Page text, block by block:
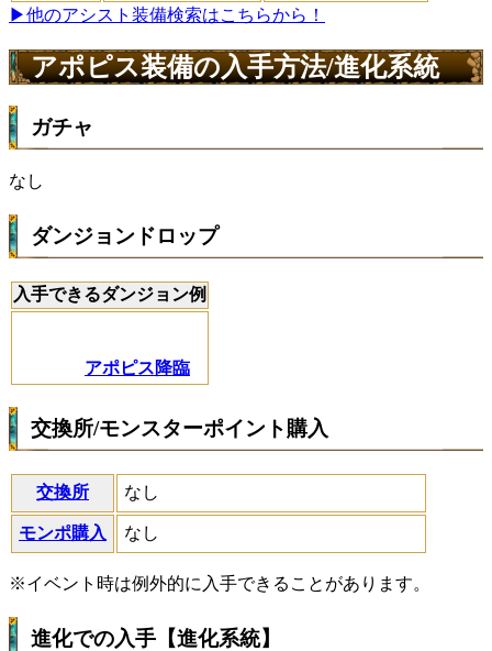
▶他のアシスト装備検索はこちらから！
アポピス装備の入手方法/進化系統
ガチャ
なし
ダンジョンドロップ
入手できるダンジョン例
アポピス降臨
交換所/モンスターポイント購入
交換所 なし
モンポ購入 なし
※イベント時は例外的に入手できることがあります。
進化での入手【進化系統】